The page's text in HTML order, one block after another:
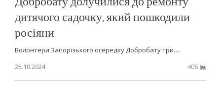
дитячого садочку, який пошкодили
росіяни
Волонтери Запорізького осередку Добробату три…
25.10.2024
406